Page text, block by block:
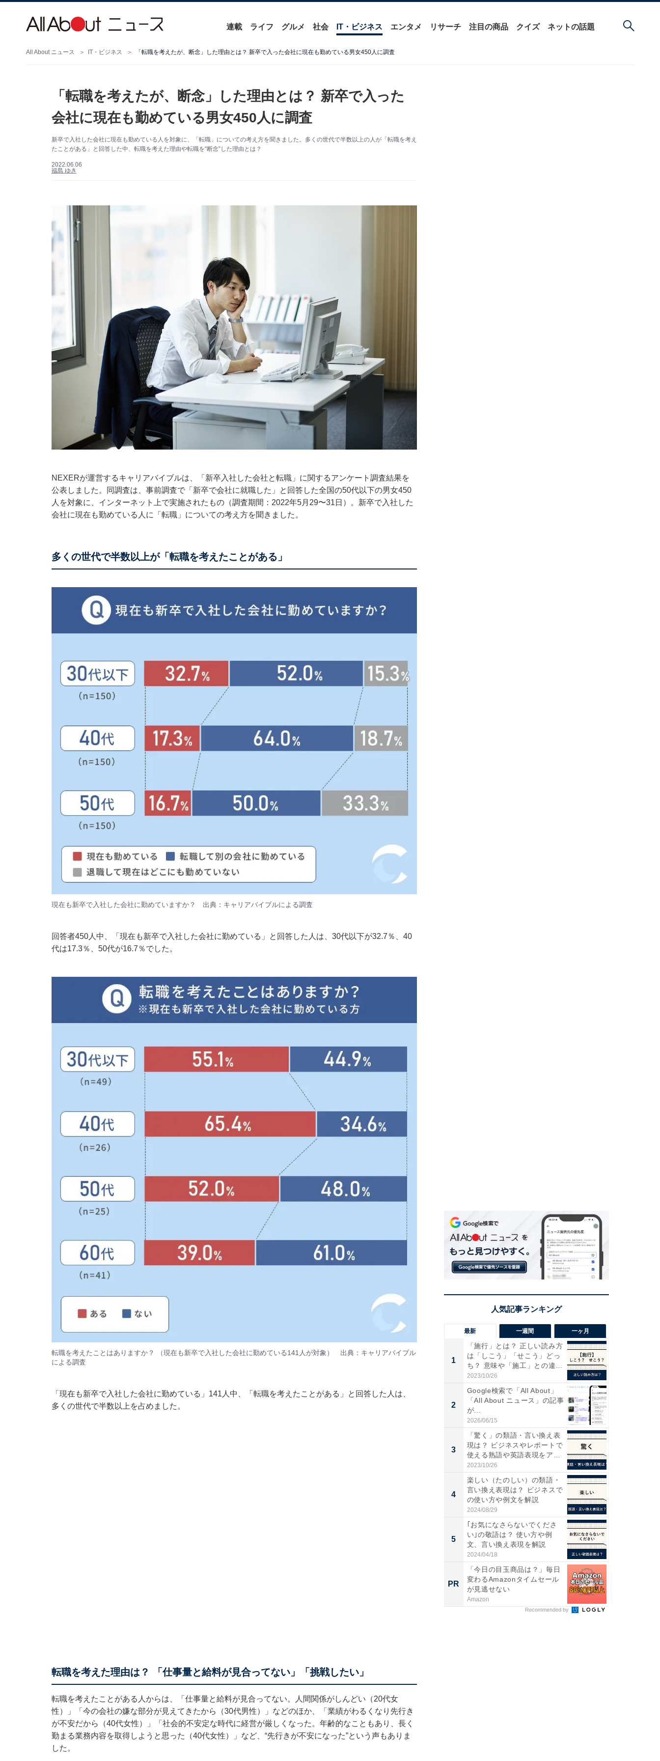
連載 ライフ グルメ 社会 IT・ビジネス エンタメ リサーチ 注目の商品 クイズ ネットの話題
All About ニュース IT・ビジネス 「転職を考えたが、断念」した理由とは？ 新卒で入った会社に現在も勤めている男女450人に調査
「転職を考えたが、断念」した理由とは？ 新卒で入った
会社に現在も勤めている男女450人に調査
新卒で入社した会社に現在も勤めている人を対象に、「転職」についての考え方を聞きました。多くの世代で半数以上の人が「転職を考え
たことがある」と回答した中、転職を考えた理由や転職を“断念”した理由とは？
2022.06.06
福島 ゆき
NEXERが運営するキャリアバイブルは、「新卒入社した会社と転職」に関するアンケート調査結果を
公表しました。同調査は、事前調査で「新卒で会社に就職した」と回答した全国の50代以下の男女450
人を対象に、インターネット上で実施されたもの（調査期間：2022年5月29〜31日）。新卒で入社した
会社に現在も勤めている人に「転職」についての考え方を聞きました。
多くの世代で半数以上が「転職を考えたことがある」
現在も新卒で入社した会社に勤めていますか？ 出典：キャリアバイブルによる調査
回答者450人中、「現在も新卒で入社した会社に勤めている」と回答した人は、30代以下が32.7％、40
代は17.3％、50代が16.7％でした。
転職を考えたことはありますか？ （現在も新卒で入社した会社に勤めている141人が対象） 出典：キャリアバイブル
による調査
「現在も新卒で入社した会社に勤めている」141人中、「転職を考えたことがある」と回答した人は、
多くの世代で半数以上を占めました。
転職を考えた理由は？ 「仕事量と給料が見合ってない」「挑戦したい」
転職を考えたことがある人からは、「仕事量と給料が見合ってない。人間関係がしんどい（20代女
性）」「今の会社の嫌な部分が見えてきたから（30代男性）」などのほか、「業績がわるくなり先行き
が不安だから（40代女性）」「社会的不安定な時代に経営が厳しくなった。年齢的なこともあり、長く
勤まる業務内容を取得しようと思った（40代女性）」など、“先行きが不安になった”という声もありま
した。
最新 一週間 一ヶ月
1
「施行」とは？ 正しい読み方
は「しこう」「せこう」どっ
ち？ 意味や「施工」との違...
2023/10/26
2
Google検索で「All About」
「All About ニュース」の記事
が...
2026/06/15
3
「驚く」の類語・言い換え表
現は？ ビジネスやレポートで
使える熟語や英語表現をア
ナ...
2023/10/26
4
楽しい（たのしい）の類語・
言い換え表現は？ ビジネスで
の使い方や例文を解説
2024/08/29
5
｢お気になさらないでくださ
い｣の敬語は？ 使い方や例
文、言い換え表現を解説
2024/04/18
PR
「今日の目玉商品は？」毎日
変わるAmazonタイムセール
が見逃せない
Amazon
Recommended by